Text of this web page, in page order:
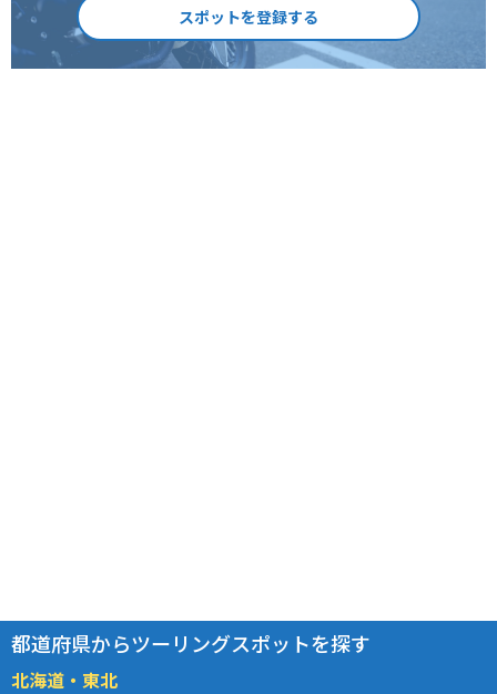
スポットを登録する
都道府県からツーリングスポットを探す
北海道・東北